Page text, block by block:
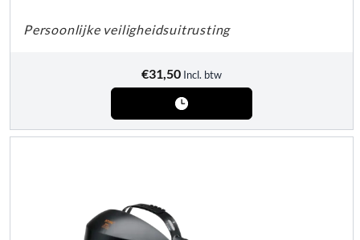
Persoonlijke veiligheidsuitrusting
€31,50 Incl. btw